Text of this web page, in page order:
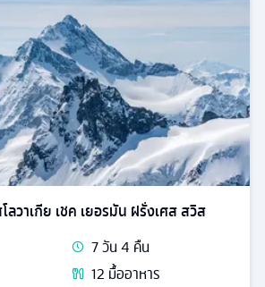
ลวาเกีย เชค เยอรมัน ฝรั่งเศส สวิส
7วัน4 คืน
12 มื้ออาหาร